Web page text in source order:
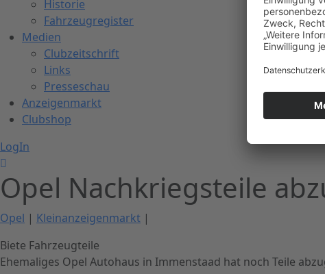
Historie
Fahrzeugregister
Medien
Clubzeitschrift
Links
Presseschau
Anzeigenmarkt
Clubshop
LogIn
Opel Nachkriegsteile
Opel | Kleinanzeigenmarkt |
Biete Fahrzeugteile
Ehemaliges Opel Autohaus in Immenstaad hat noch Teile